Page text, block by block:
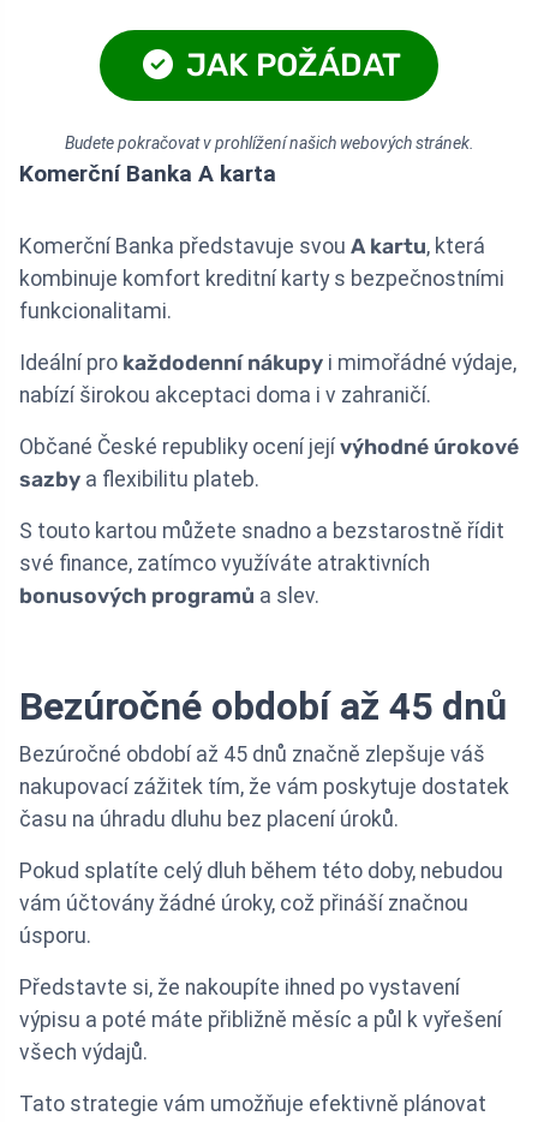
JAK POŽÁDAT
Budete pokračovat v prohlížení našich webových stránek.
Komerční Banka A karta
Komerční Banka představuje svou A kartu, která
kombinuje komfort kreditní karty s bezpečnostními
funkcionalitami.
Ideální pro každodenní nákupy i mimořádné výdaje,
nabízí širokou akceptaci doma i v zahraničí.
Občané České republiky ocení jejívýhodné úrokové
sazby a flexibilitu plateb.
S touto kartou můžete snadno a bezstarostně řídit
své finance, zatímco využíváte atraktivních
bonusových programů a slev.
Bezúročné období až 45 dnů
Bezúročné období až 45 dnů značně zlepšuje váš
nakupovací zážitek tím, že vám poskytuje dostatek
času na úhradu dluhu bez placení úroků.
Pokud splatíte celý dluh během této doby, nebudou
vám účtovány žádné úroky, což přináší značnou
úsporu.
Představte si, že nakoupíte ihned po vystavení
výpisu a poté máte přibližně měsíc a půl k vyřešení
všech výdajů.
Tato strategie vám umožňuje efektivně plánovat